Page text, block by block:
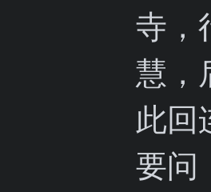
寺，
慧，
此回
要问